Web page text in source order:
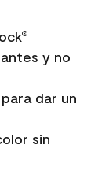
®
y no
dar un
sin